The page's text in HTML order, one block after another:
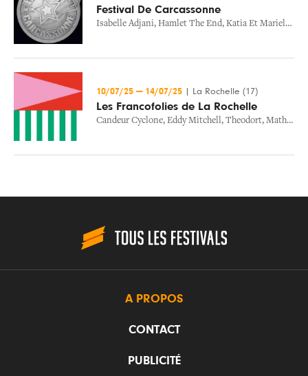
Festival De Carcassonne
Isabelle Adjani, Hamlet The End, Katia Et Marielle Labeque
10/07/25 — 14/07/25 La Rochelle (17)
Les Francofolies de La Rochelle
Candeur Cyclone, Eddy Mitchell, Theodort, Mathieu Boogaerts
A PROPOS
CONTACT
PUBLICITÉ